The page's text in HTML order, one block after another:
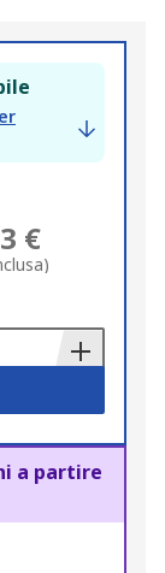
€
a partire